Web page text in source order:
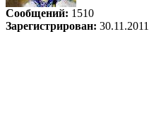
Сообщений: 1510
Зарегистрирован: 30.11.2011